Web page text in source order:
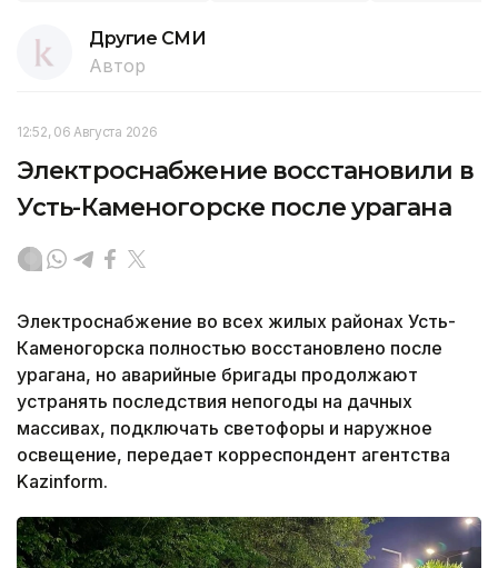
Другие СМИ
Автор
12:52, 06 Августа 2026
Электроснабжение восстановили в
Усть-Каменогорске после урагана
Электроснабжение во всех жилых районах Усть-
Каменогорска полностью восстановлено после
урагана, но аварийные бригады продолжают
устранять последствия непогоды на дачных
массивах, подключать светофоры и наружное
освещение, передает корреспондент агентства
Kazinform.